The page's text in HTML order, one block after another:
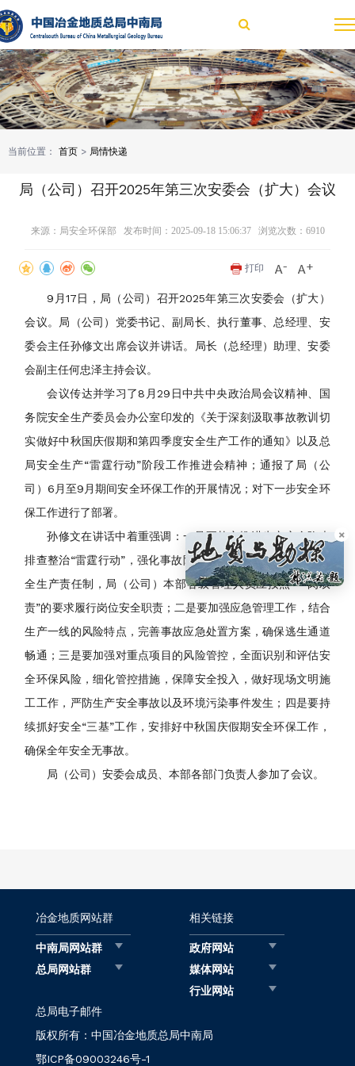
当前位置： 首页 > 局情快递
局（公司）召开2025年第三次安委会（扩大）会议
来源：局安全环保部 发布时间：2025-09-18 15:06:37 浏览次数： 6910
打印
9月17日，局（公司）召开2025年第三次安委会（扩大）
会议。局（公司）党委书记、副局长、执行董事、总经理、安
委会主任孙修文出席会议并讲话。局长（总经理）助理、安委
会副主任何忠泽主持会议。
会议传达并学习了8月29日中共中央政治局会议精神、国
务院安全生产委员会办公室印发的《关于深刻汲取事故教训切
实做好中秋国庆假期和第四季度安全生产工作的通知》以及总
局安全生产“雷霆行动”阶段工作推进会精神；通报了局（公
司）6月至9月期间安全环保工作的开展情况；对下一步安全环
保工作进行了部署。
孙修文在讲话中着重强调：一是要扎实推进生产安全隐患
排查整治“雷霆行动”，强化事故隐患的动态管理，落实全员安
全生产责任制，局（公司）本部各级管理人员应按照“一岗双
责”的要求履行岗位安全职责；二是要加强应急管理工作，结合
生产一线的风险特点，完善事故应急处置方案，确保逃生通道
畅通；三是要加强对重点项目的风险管控，全面识别和评估安
全环保风险，细化管控措施，保障安全投入，做好现场文明施
工工作，严防生产安全事故以及环境污染事件发生；四是要持
续抓好安全“三基”工作，安排好中秋国庆假期安全环保工作，
确保全年安全无事故。
局（公司）安委会成员、本部各部门负责人参加了会议。
×
冶金地质网站群
中南局网站群
总局网站群
相关链接
政府网站
媒体网站
行业网站
总局电子邮件
版权所有：中国冶金地质总局中南局
鄂ICP备09003246号-1